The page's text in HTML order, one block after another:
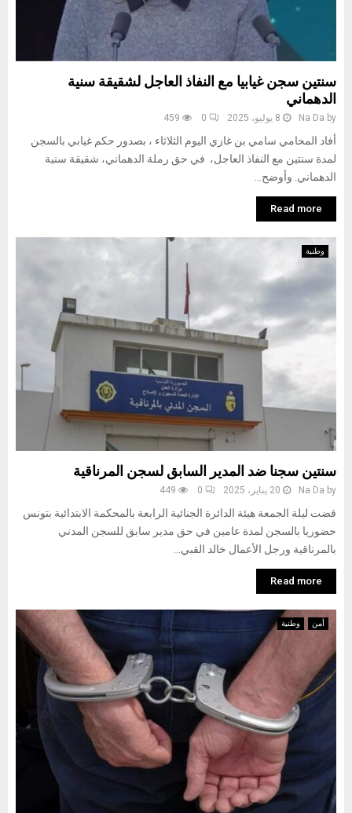
سنتين سجن غيابيا مع النفاذ العاجل لشقيقة سنية
الدهماني
by
Na Da 8 يوليو، 2025 0
459
أفاد المحامي سامي بن غازي اليوم الثلاثاء ، بصدور حكم غيابي بالسجن
لمدة سنتين مع النفاذ العاجل، في حق رملة الدهماني، شقيقة سنية
الدهماني. وأوضح...
Read more
وطنية
سنتين سجنا ضد المدير السابق لسجن المرناقية
by
Na Da 20 يناير، 2025 0
449
قضت ليلة الجمعة هيئة الدائرة الجنائية الرابعة بالمحكمة الابتدائية بتونس
حضوريا بالسجن لمدة عامين في حق مدير سابق للسجن المدني
بالمرناقية ورجل الأعمال خالد القبي...
Read more
أمن وطنية